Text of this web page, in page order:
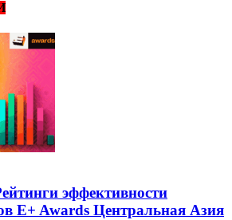
эффективности
E+ Awards Центральная Азия